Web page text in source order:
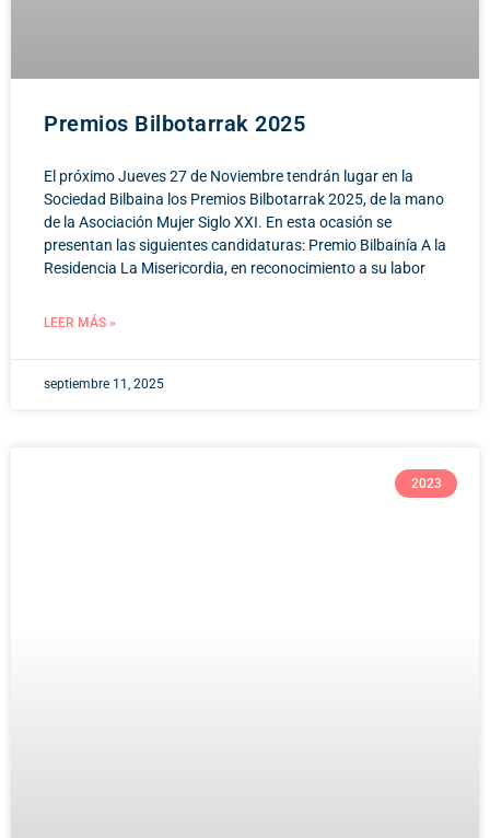
Premios Bilbotarrak 2025
El próximo Jueves 27 de Noviembre tendrán lugar en la
Sociedad Bilbaina los Premios Bilbotarrak 2025, de la mano
de la Asociación Mujer Siglo XXI. En esta ocasión se
presentan las siguientes candidaturas: Premio Bilbainía A la
Residencia La Misericordia, en reconocimiento a su labor
LEER MÁS »
septiembre 11, 2025
2023